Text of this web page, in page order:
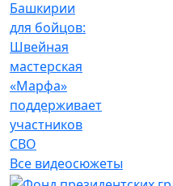
Башкирии
для бойцов:
Швейная
мастерская
«Марфа»
поддерживает
участников
СВО
Все видеосюжеты